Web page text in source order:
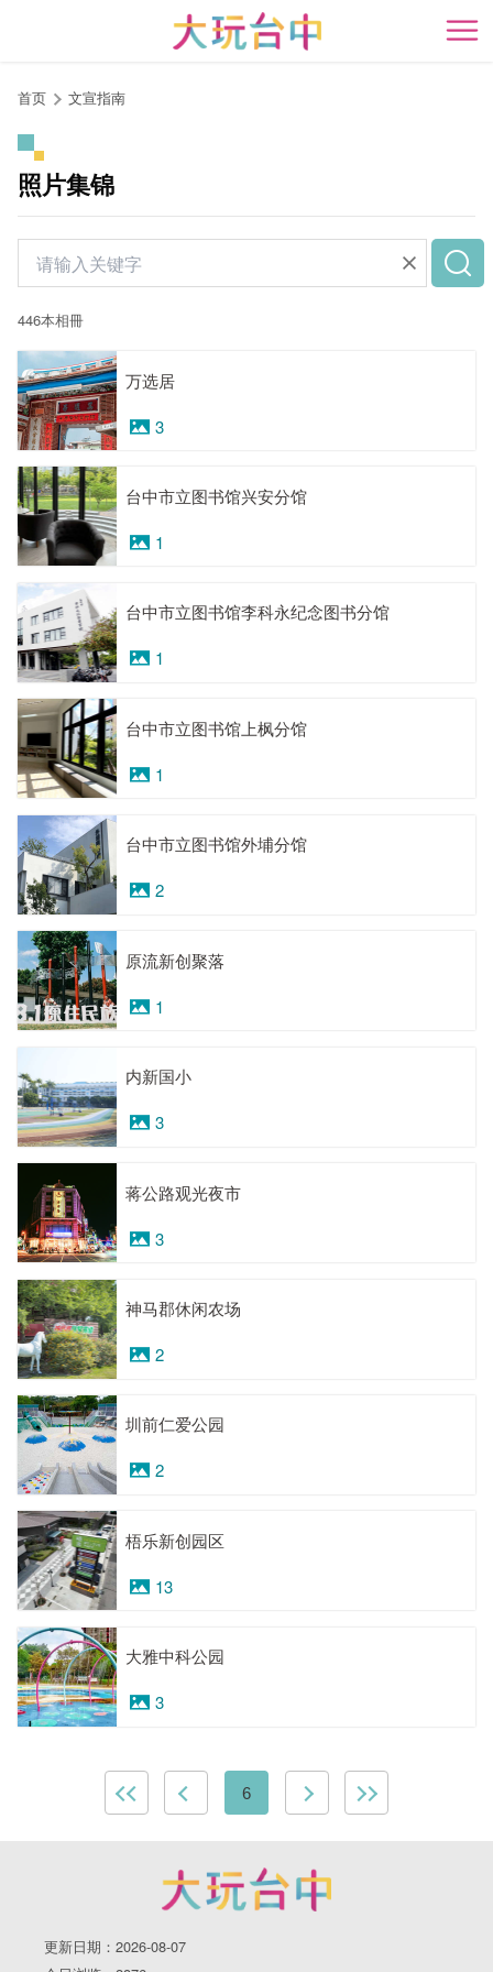
开
首页 文宣指南
照片集锦
446本相冊
万选居
3
台中市立图书馆兴安分馆
1
台中市立图书馆李科永纪念图书分馆
1
台中市立图书馆上枫分馆
1
台中市立图书馆外埔分馆
2
原流新创聚落
1
内新国小
3
蒋公路观光夜市
3
神马郡休闲农场
2
圳前仁爱公园
2
梧乐新创园区
13
大雅中科公园
3
6
更新日期：2026-08-07